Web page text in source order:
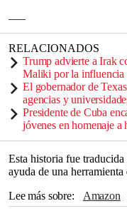
RELACIONADOS
Trump advierte a Irak
Maliki por la influencia
El gobernador de
agencias y
Presidente de Cuba
jóvenes en homenaje
Esta historia fue
ayuda de una
Lee más sobre
Amazon